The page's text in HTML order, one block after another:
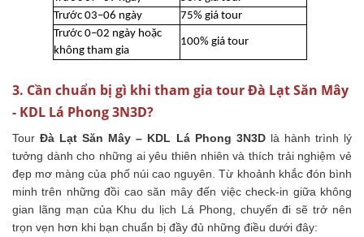
Trước 03–06 ngày
75% giá tour
Trước 0–02 ngày hoặc
không tham gia
100% giá tour
3. Cần chuẩn bị gì khi tham gia tour Đà Lạt Săn Mây
- KDL Lá Phong 3N3D?
TourĐà Lạt Săn Mây – KDL Lá Phong 3N3Dlà hành trình lý
tưởng dành cho những ai yêu thiên nhiên và thích trải nghiệm vẻ
đẹp mơ màng của phố núi cao nguyên. Từ khoảnh khắc đón bình
minh trên những đồi cao săn mây đến việc check-in giữa không
gian lãng mạn của Khu du lịch Lá Phong, chuyến đi sẽ trở nên
trọn vẹn hơn khi bạn chuẩn bị đầy đủ những điều dưới đây: